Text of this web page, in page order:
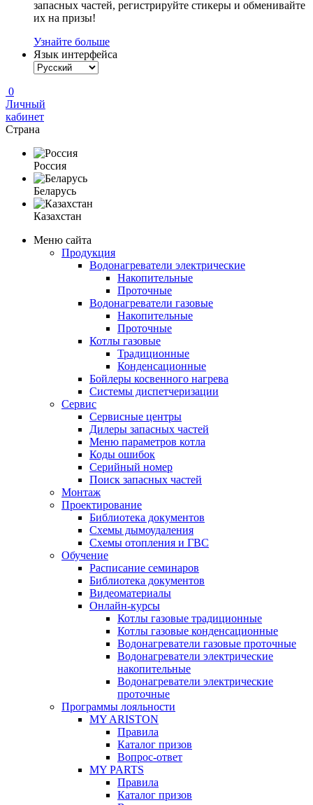
запасных частей, регистрируйте стикеры и обменивайте
их на призы!
Узнайте больше
Язык интерфейса
0
Личный
кабинет
Страна
Россия
Беларусь
Казахстан
Меню сайта
Продукция
Водонагреватели электрические
Накопительные
Проточные
Водонагреватели газовые
Накопительные
Проточные
Котлы газовые
Традиционные
Конденсационные
Бойлеры косвенного нагрева
Системы диспетчеризации
Сервис
Сервисные центры
Дилеры запасных частей
Меню параметров котла
Коды ошибок
Серийный номер
Поиск запасных частей
Монтаж
Проектирование
Библиотека документов
Схемы дымоудаления
Схемы отопления и ГВС
Обучение
Расписание семинаров
Библиотека документов
Видеоматериалы
Онлайн-курсы
Котлы газовые традиционные
Котлы газовые конденсационные
Водонагреватели газовые проточные
Водонагреватели электрические
накопительные
Водонагреватели электрические
проточные
Программы лояльности
MY ARISTON
Правила
Каталог призов
Вопрос-ответ
MY PARTS
Правила
Каталог призов